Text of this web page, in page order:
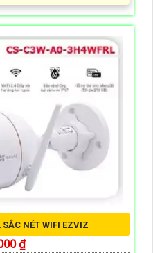
NÉT WIFI EZVIZ
₫